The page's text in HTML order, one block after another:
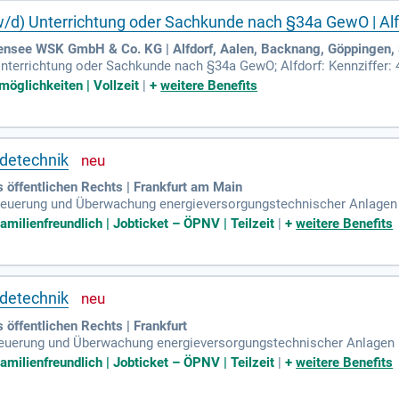
Unterrichtung oder Sachkunde nach §34a GewO |
WSK GmbH & Co. KG | Alfdorf, Aalen, Backnang,
oder Sachkunde nach §34a GewO; Alfdorf:
von Personen, Objekten und Werten: Sorgfältige Kontrolle
| Vollzeit |+weitere Benefits
Rechts | Frankfurt am Main
und Überwachung energieversorgungstechnischer
Analyse von Störungen, unmittelbares Eingreifen bei
| Jobticket – ÖPNV | Teilzeit |+weitere Benefits
öffentlichen Rechts | Frankfurt
und Überwachung energieversorgungstechnischer
Analyse von Störungen, unmittelbares Eingreifen bei
| Jobticket – ÖPNV | Teilzeit |+weitere Benefits